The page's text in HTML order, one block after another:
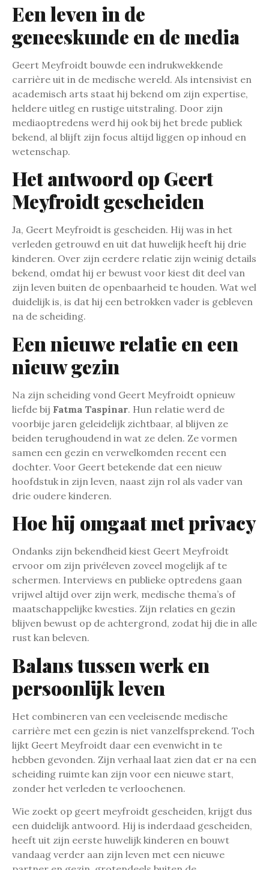
Een leven in de
geneeskunde en de media
Geert Meyfroidt bouwde een indrukwekkende
carrière uit in de medische wereld. Als intensivist en
academisch arts staat hij bekend om zijn expertise,
heldere uitleg en rustige uitstraling. Door zijn
mediaoptredens werd hij ook bij het brede publiek
bekend, al blijft zijn focus altijd liggen op inhoud en
wetenschap.
Het antwoord op Geert
Meyfroidt gescheiden
Ja, Geert Meyfroidt is gescheiden. Hij was in het
verleden getrouwd en uit dat huwelijk heeft hij drie
kinderen. Over zijn eerdere relatie zijn weinig details
bekend, omdat hij er bewust voor kiest dit deel van
zijn leven buiten de openbaarheid te houden. Wat wel
duidelijk is, is dat hij een betrokken vader is gebleven
na de scheiding.
Een nieuwe relatie en een
nieuw gezin
Na zijn scheiding vond Geert Meyfroidt opnieuw
liefde bij Fatma Taspinar. Hun relatie werd de
voorbije jaren geleidelijk zichtbaar, al blijven ze
beiden terughoudend in wat ze delen. Ze vormen
samen een gezin en verwelkomden recent een
dochter. Voor Geert betekende dat een nieuw
hoofdstuk in zijn leven, naast zijn rol als vader van
drie oudere kinderen.
Hoe hij omgaat met privacy
Ondanks zijn bekendheid kiest Geert Meyfroidt
ervoor om zijn privéleven zoveel mogelijk af te
schermen. Interviews en publieke optredens gaan
vrijwel altijd over zijn werk, medische thema’s of
maatschappelijke kwesties. Zijn relaties en gezin
blijven bewust op de achtergrond, zodat hij die in alle
rust kan beleven.
Balans tussen werk en
persoonlijk leven
Het combineren van een veeleisende medische
carrière met een gezin is niet vanzelfsprekend. Toch
lijkt Geert Meyfroidt daar een evenwicht in te
hebben gevonden. Zijn verhaal laat zien dat er na een
scheiding ruimte kan zijn voor een nieuwe start,
zonder het verleden te verloochenen.
Wie zoekt op geert meyfroidt gescheiden, krijgt dus
een duidelijk antwoord. Hij is inderdaad gescheiden,
heeft uit zijn eerste huwelijk kinderen en bouwt
vandaag verder aan zijn leven met een nieuwe